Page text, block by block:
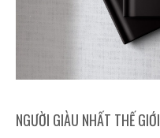
NGƯỜI GIÀU NHẤT THẾ GIỚI